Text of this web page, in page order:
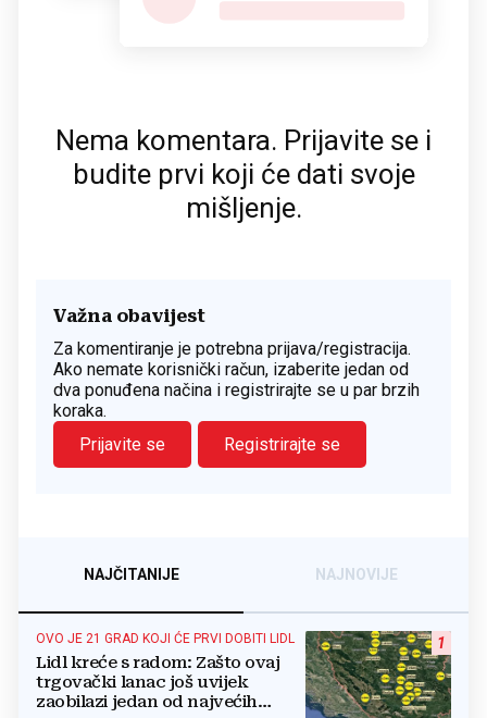
Nema komentara. Prijavite se i
budite prvi koji će dati svoje
mišljenje.
Važna obavijest
Za komentiranje je potrebna prijava/registracija.
Ako nemate korisnički račun, izaberite jedan od
dva ponuđena načina i registrirajte se u par brzih
koraka.
Prijavite se
Registrirajte se
NAJČITANIJE NAJNOVIJE
1
OVO JE 21 GRAD KOJI ĆE PRVI DOBITI LIDL
Lidl kreće s radom: Zašto ovaj
trgovački lanac još uvijek
zaobilazi jedan od najvećih